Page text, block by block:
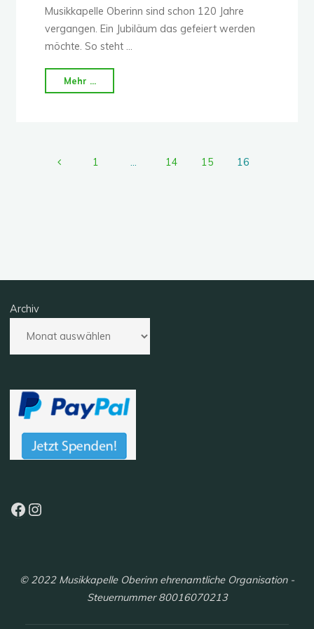
Musikkapelle Oberinn sind schon 120 Jahre
vergangen. Ein Jubiläum das gefeiert werden
möchte. So steht …
Mehr ...
zum
1 … 14 15 16
Archiv
Facebook
Instagram
© 2022 Musikkapelle Oberinn ehrenamtliche Organisation -
Steuernummer 80016070213